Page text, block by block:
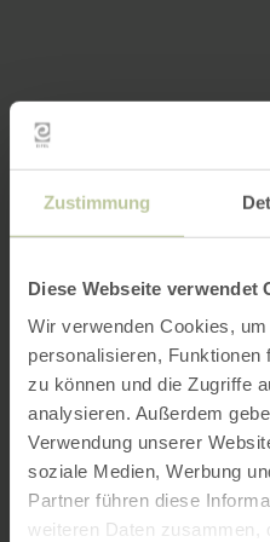
Zustimmung
Diese Webseite verwendet
Wir verwenden Cookies,
personalisieren, Funktionen
zu können und die Zugriffe
analysieren. Außerdem
Verwendung unserer
soziale Medien, Werbung
Partner führen diese
weiteren Daten zusammen,